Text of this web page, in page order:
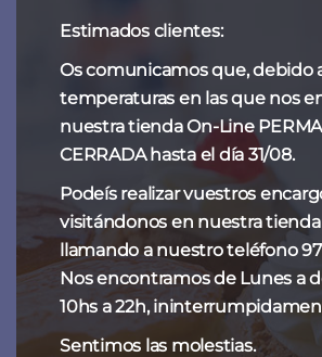
Estimados clientes:
Os comunicamos que, debido
temperaturas en las que nos
nuestra tienda On-Line
CERRADA hasta el día 31/08.
Podeís realizar vuestros
visitándonos en nuestra tienda
llamando a nuestro teléfono
Nos encontramos de Lunes a
10hs a 22h,
Sentimos las molestias.